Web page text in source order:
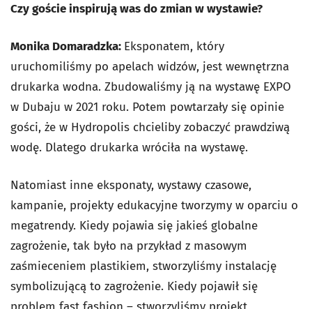
Czy goście inspirują was do zmian w wystawie?
Monika Domaradzka: Eksponatem, który
uruchomiliśmy po apelach widzów, jest wewnętrzna
drukarka wodna. Zbudowaliśmy ją na wystawę EXPO
w Dubaju w 2021 roku. Potem powtarzały się opinie
gości, że w Hydropolis chcieliby zobaczyć prawdziwą
wodę. Dlatego drukarka wróciła na wystawę.
Natomiast inne eksponaty, wystawy czasowe,
kampanie, projekty edukacyjne tworzymy w oparciu o
megatrendy. Kiedy pojawia się jakieś globalne
zagrożenie, tak było na przykład z masowym
zaśmieceniem plastikiem, stworzyliśmy instalację
symbolizującą to zagrożenie. Kiedy pojawił się